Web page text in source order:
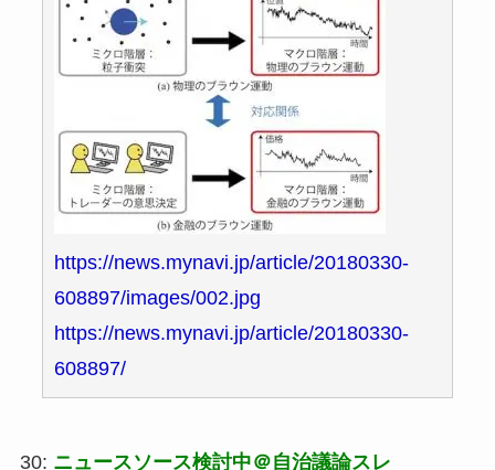
https://news.mynavi.jp/article/20180330-
608897/images/002.jpg
https://news.mynavi.jp/article/20180330-
608897/
30: ニュースソース検討中＠自治議論スレ